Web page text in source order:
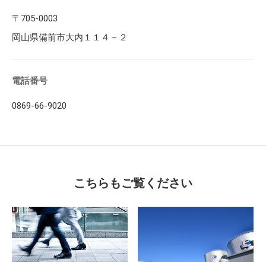
〒705-0003
岡山県備前市大内１１４－２
電話番号
0869-66-9020
こちらもご覧ください